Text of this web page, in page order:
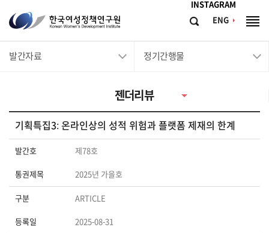
INSTAGRAM
ENG
한
국
여
연
구
원
Korean
Women's
Development
Institute
검
체
발간자료 정기간행물
젠더리뷰
기획특집3: 온라인상의 성적 위험과 플랫폼 제재의 한계
발간호 제78호
통권제목 2025년 가을호
구분 ARTICLE
등록일 2025-08-31